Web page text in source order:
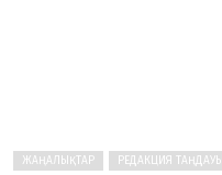
ЖАҢАЛЫҚТАР РЕДАКЦИЯ ТАҢДАУЫ